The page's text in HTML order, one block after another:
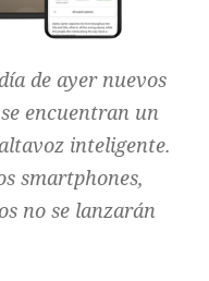
de ayer nuevos
encuentran un
inteligente.
smartphones,
no se lanzarán